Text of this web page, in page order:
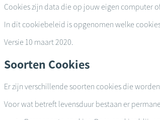
Cookies zijn data die op jouw eigen computer
In dit cookiebeleid is opgenomen welke
Versie 10 maart 2020.
Soorten Cookies
Er zijn verschillende soorten cookies die
Voor wat betreft levensduur bestaan er